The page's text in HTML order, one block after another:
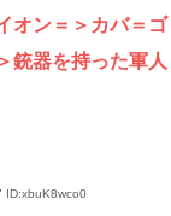
オン＝＞カバ＝
銃器を持った軍
ID:xbuK8wco0